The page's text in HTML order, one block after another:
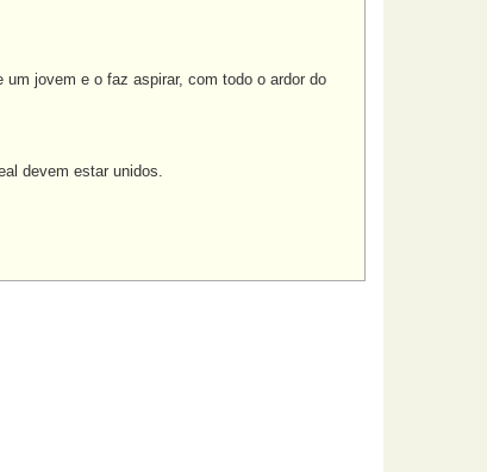
jovem e o faz aspirar, com todo o ardor do
devem estar unidos.